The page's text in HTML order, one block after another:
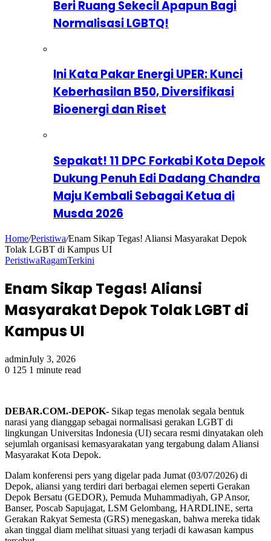
Beri Ruang Sekecil Apapun Bagi
Normalisasi LGBTQ!
Ini Kata Pakar Energi UPER: Kunci
Keberhasilan B50, Diversifikasi
Bioenergi dan Riset
Sepakat! 11 DPC Forkabi Kota Depok
Dukung Penuh Edi Dadang Chandra
Maju Kembali Sebagai Ketua di
Musda 2026
Home/Peristiwa/Enam Sikap Tegas! Aliansi Masyarakat Depok
Tolak LGBT di Kampus UI
PeristiwaRagamTerkini
Enam Sikap Tegas! Aliansi
Masyarakat Depok Tolak LGBT di
Kampus UI
adminJuly 3, 2026
0 125 1 minute read
DEBAR.COM.-DEPOK- Sikap tegas menolak segala bentuk
narasi yang dianggap sebagai normalisasi gerakan LGBT di
lingkungan Universitas Indonesia (UI) secara resmi dinyatakan oleh
sejumlah organisasi kemasyarakatan yang tergabung dalam Aliansi
Masyarakat Kota Depok.
Dalam konferensi pers yang digelar pada Jumat (03/07/2026) di
Depok, aliansi yang terdiri dari berbagai elemen seperti Gerakan
Depok Bersatu (GEDOR), Pemuda Muhammadiyah, GP Ansor,
Banser, Poscab Sapujagat, LSM Gelombang, HARDLINE, serta
Gerakan Rakyat Semesta (GRS) menegaskan, bahwa mereka tidak
akan tinggal diam melihat situasi yang terjadi di kawasan kampus